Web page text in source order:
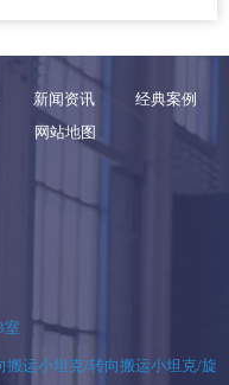
新闻资讯
经典案例
网站地图
室
运小坦克/转向搬运小坦克/旋